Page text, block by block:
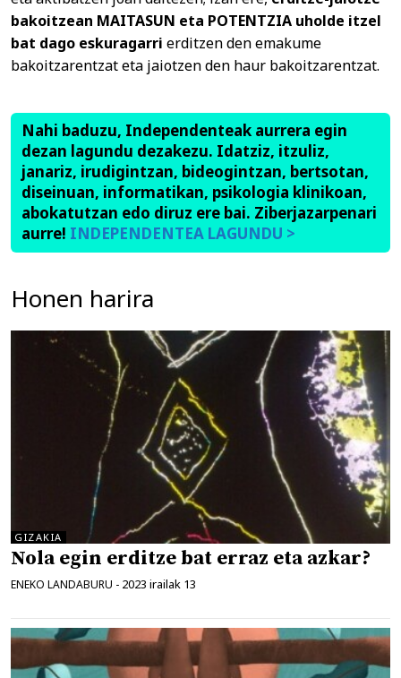
bakoitzean MAITASUN eta POTENTZIA uholde itzel
bat dago eskuragarri erditzen den emakume
bakoitzarentzat eta jaiotzen den haur bakoitzarentzat.
Nahi baduzu, Independenteak aurrera egin
dezan lagundu dezakezu. Idatziz, itzuliz,
janariz, irudigintzan, bideogintzan, bertsotan,
diseinuan, informatikan, psikologia klinikoan,
abokatutzan edo diruz ere bai. Ziberjazarpenari
aurre! INDEPENDENTEA LAGUNDU >
Honen harira
GIZAKIA
Nola egin erditze bat erraz eta azkar?
ENEKO LANDABURU - 2023 irailak 13